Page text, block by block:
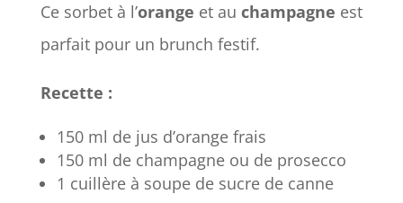
Ce sorbet à l’orange et au champagne est
parfait pour un brunch festif.
Recette :
150 ml de jus d’orange frais
150 ml de champagne ou de prosecco
1 cuillère à soupe de sucre de canne